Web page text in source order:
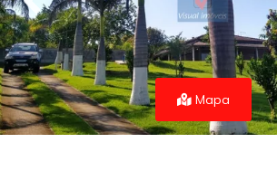
Mapa